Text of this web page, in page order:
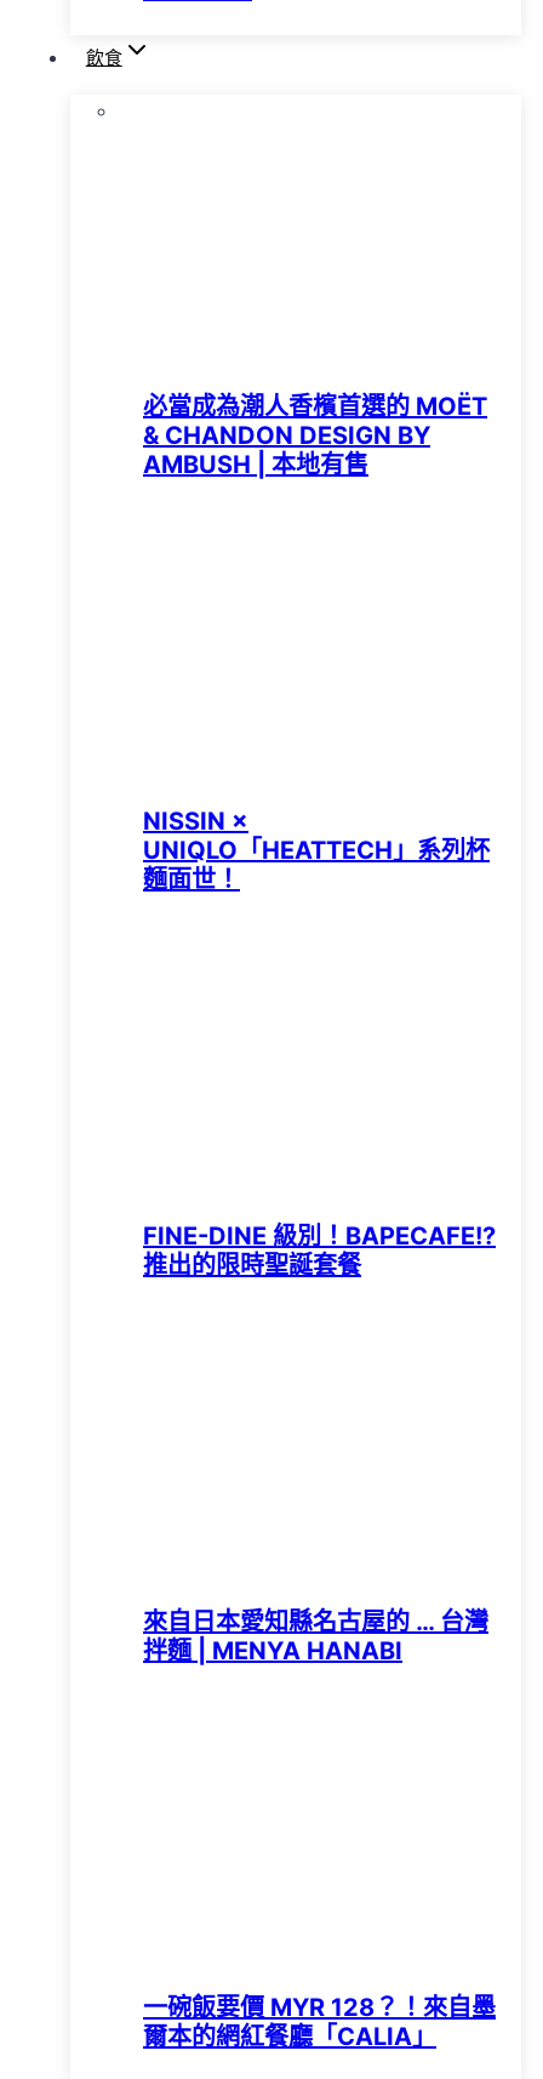
飲食
必當成為潮人香檳首選的 MOËT
& CHANDON DESIGN BY
AMBUSH | 本地有售
NISSIN ×
UNIQLO「HEATTECH」系列杯
麵面世！
FINE-DINE 級別！BAPECAFE!?
推出的限時聖誕套餐
來自日本愛知縣名古屋的 … 台灣
拌麵 | MENYA HANABI
一碗飯要價 MYR 128？！來自墨
爾本的網紅餐廳「CALIA」